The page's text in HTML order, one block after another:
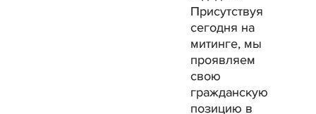
Присутствуя
сегодня на
митинге, мы
проявляем
свою
гражданскую
позицию в